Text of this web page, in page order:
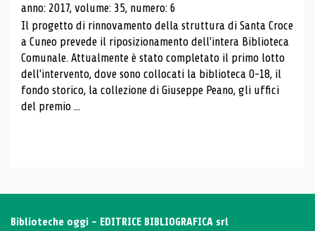
anno: 2017, volume: 35, numero: 6
Il progetto di rinnovamento della struttura di Santa Croce
a Cuneo prevede il riposizionamento dell'intera Biblioteca
Comunale. Attualmente è stato completato il primo lotto
dell'intervento, dove sono collocati la biblioteca 0-18, il
fondo storico, la collezione di Giuseppe Peano, gli uffici
del premio ...
Biblioteche oggi - EDITRICE BIBLIOGRAFICA srl